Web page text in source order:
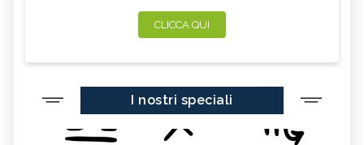
CLICCA QUI
I nostri speciali